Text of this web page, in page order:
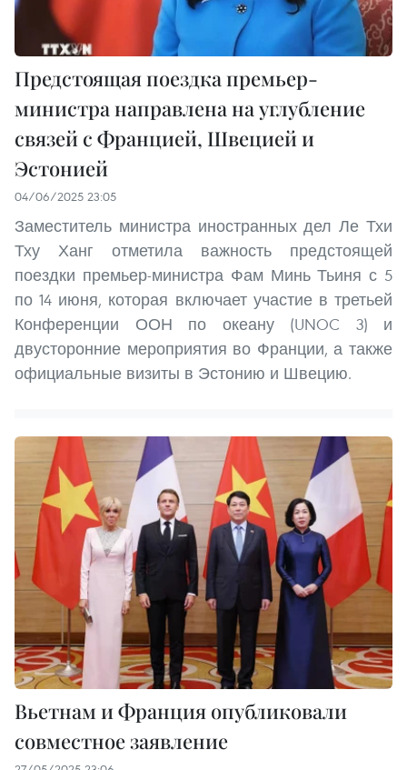
Предстоящая поездка премьер-
министра направлена на углубление
связей с Францией, Швецией и
Эстонией
04/06/2025 23:05
Заместитель министра иностранных дел Ле Тхи
Тху Ханг отметила важность предстоящей
поездки премьер-министра Фам Минь Тьиня с 5
по 14 июня, которая включает участие в третьей
Конференции ООН по океану (UNOC 3) и
двусторонние мероприятия во Франции, а также
официальные визиты в Эстонию и Швецию.
Вьетнам и Франция опубликовали
совместное заявление